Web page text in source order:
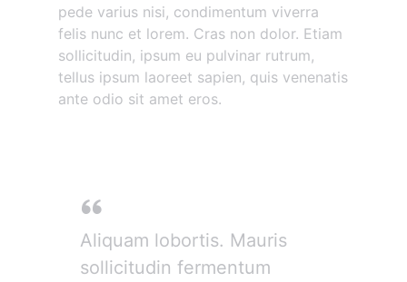
pede varius nisi, condimentum viverra
felis nunc et lorem. Cras non dolor. Etiam
sollicitudin, ipsum eu pulvinar rutrum,
tellus ipsum laoreet sapien, quis venenatis
ante odio sit amet eros.
Aliquam lobortis. Mauris
sollicitudin fermentum